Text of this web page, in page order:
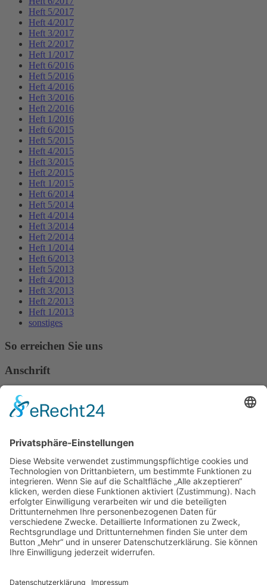
Heft 5/2017
Heft 4/2017
Heft 3/2017
Heft 2/2017
Heft 1/2017
Heft 6/2016
Heft 5/2016
Heft 4/2016
Heft 3/2016
Heft 2/2016
Heft 1/2016
Heft 6/2015
Heft 5/2015
Heft 4/2015
Heft 3/2015
Heft 2/2015
Heft 1/2015
Heft 6/2014
Heft 5/2014
Heft 4/2014
Heft 3/2014
Heft 2/2014
Heft 1/2014
Heft 6/2013
Heft 5/2013
Heft 4/2013
Heft 3/2013
Heft 2/2013
Heft 1/2013
sonstiges
So erreichen Sie uns
Anschrift
Verband Deutscher Tierheilpraktiker e.V.
Verbandsverwaltung
Am Rosenbraken 12
E-Mail
Diese E-Mail-Adresse ist vor Spambots geschützt! Zur Anzeige
muss JavaScript eingeschaltet sein!
Diese E-Mail-Adresse ist vor Spambots geschützt! Zur Anzeige
muss JavaScript eingeschaltet sein!
Telefon Service-Team
Tel: 0261-1349 5200
Tel: 0172-546 19 20